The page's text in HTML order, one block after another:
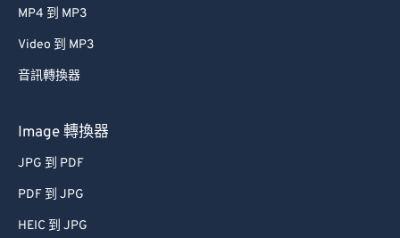
MP4 到 MP3
Video 到 MP3
音訊轉換器
Image 轉換器
JPG 到 PDF
PDF 到 JPG
HEIC 到 JPG